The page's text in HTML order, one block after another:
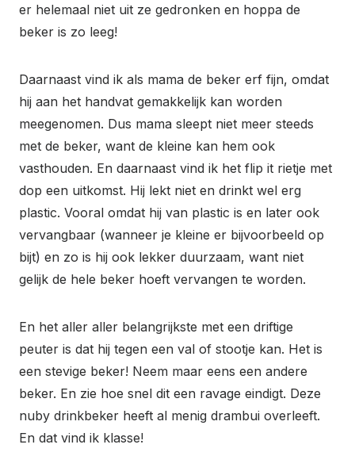
er helemaal niet uit ze gedronken en hoppa de
beker is zo leeg!
Daarnaast vind ik als mama de beker erf fijn, omdat
hij aan het handvat gemakkelijk kan worden
meegenomen. Dus mama sleept niet meer steeds
met de beker, want de kleine kan hem ook
vasthouden. En daarnaast vind ik het flip it rietje met
dop een uitkomst. Hij lekt niet en drinkt wel erg
plastic. Vooral omdat hij van plastic is en later ook
vervangbaar (wanneer je kleine er bijvoorbeeld op
bijt) en zo is hij ook lekker duurzaam, want niet
gelijk de hele beker hoeft vervangen te worden.
En het aller aller belangrijkste met een driftige
peuter is dat hij tegen een val of stootje kan. Het is
een stevige beker! Neem maar eens een andere
beker. En zie hoe snel dit een ravage eindigt. Deze
nuby drinkbeker heeft al menig drambui overleeft.
En dat vind ik klasse!